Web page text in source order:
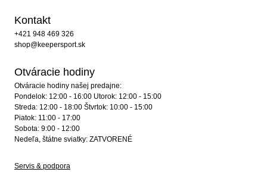
Kontakt
+421 948 469 326
shop@keepersport.sk
Otváracie hodiny
Otváracie hodiny našej predajne:
Pondelok: 12:00 - 16:00 Utorok: 12:00 - 15:00
Streda: 12:00 - 18:00 Štvrtok: 10:00 - 15:00
Piatok: 11:00 - 17:00
Sobota: 9:00 - 12:00
Nedeľa, štátne sviatky: ZATVORENÉ
Servis & podpora